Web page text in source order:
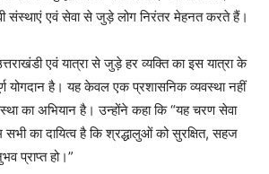
संस्थाएं एवं सेवा से जुड़े लोग निरंतर मेहनत करते हैं।
एवं यात्रा से जुड़े हर व्यक्ति का इस यात्रा के
योगदान है। यह केवल एक प्रशासनिक व्यवस्था नहीं
का अभियान है। उन्होंने कहा कि “यह चरण सेवा
का दायित्व है कि श्रद्धालुओं को सुरक्षित, सहज
प्राप्त हो।”